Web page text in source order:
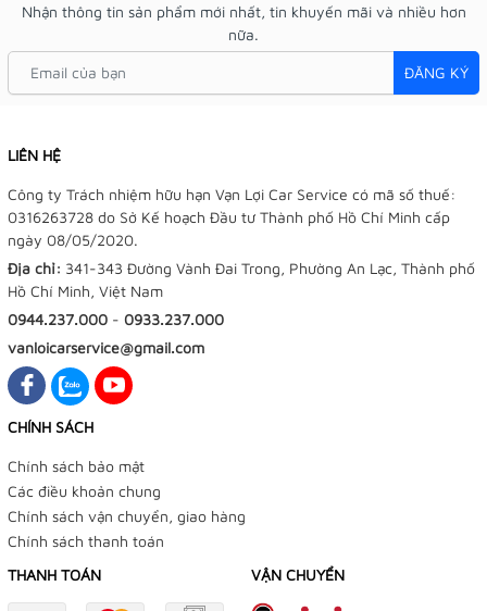
Nhận thông tin sản phẩm mới nhất, tin khuyến mãi và nhiều hơn
nữa.
ĐĂNG KÝ
LIÊN HỆ
Công ty Trách nhiệm hữu hạn Vạn Lợi Car Service có mã số thuế:
0316263728 do Sở Kế hoạch Đầu tư Thành phố Hồ Chí Minh cấp
ngày 08/05/2020.
Địa chỉ: 341-343 Đường Vành Đai Trong, Phường An Lạc, Thành phố
Hồ Chí Minh, Việt Nam
0944.237.000 - 0933.237.000
vanloicarservice@gmail.com
CHÍNH SÁCH
Chính sách bảo mật
Các điều khoản chung
Chính sách vận chuyển, giao hàng
Chính sách thanh toán
THANH TOÁN
VẬN CHUYỂN